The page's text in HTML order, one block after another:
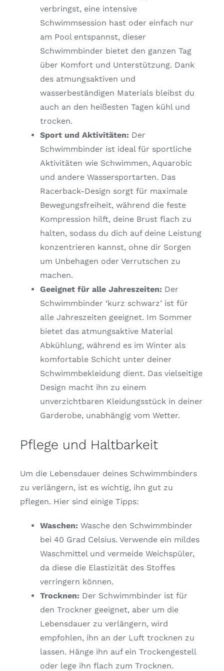
verbringst, eine intensive
Schwimmsession hast oder einfach nur
am Pool entspannst, dieser
Schwimmbinder bietet den ganzen Tag
über Komfort und Unterstützung. Dank
des atmungsaktiven und
wasserbeständigen Materials bleibst du
auch an den heißesten Tagen kühl und
trocken.
Sport und Aktivitäten: Der
Schwimmbinder ist ideal für sportliche
Aktivitäten wie Schwimmen, Aquarobic
und andere Wassersportarten. Das
Racerback-Design sorgt für maximale
Bewegungsfreiheit, während die feste
Kompression hilft, deine Brust flach zu
halten, sodass du dich auf deine Leistung
konzentrieren kannst, ohne dir Sorgen
um Unbehagen oder Verrutschen zu
machen.
Geeignet für alle Jahreszeiten: Der
Schwimmbinder ‘kurz schwarz’ ist für
alle Jahreszeiten geeignet. Im Sommer
bietet das atmungsaktive Material
Abkühlung, während es im Winter als
komfortable Schicht unter deiner
Schwimmbekleidung dient. Das vielseitige
Design macht ihn zu einem
unverzichtbaren Kleidungsstück in deiner
Garderobe, unabhängig vom Wetter.
Pflege und Haltbarkeit
Um die Lebensdauer deines Schwimmbinders
zu verlängern, ist es wichtig, ihn gut zu
pflegen. Hier sind einige Tipps:
Waschen: Wasche den Schwimmbinder
bei 40 Grad Celsius. Verwende ein mildes
Waschmittel und vermeide Weichspüler,
da diese die Elastizität des Stoffes
verringern können.
Trocknen: Der Schwimmbinder ist für
den Trockner geeignet, aber um die
Lebensdauer zu verlängern, wird
empfohlen, ihn an der Luft trocknen zu
lassen. Hänge ihn auf ein Trockengestell
oder lege ihn flach zum Trocknen.